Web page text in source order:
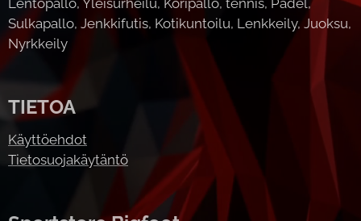
Lentopallo, Yleisurheilu, Koripallo, tennis, Padel,
Sulkapallo, Jenkkifutis, Kotikuntoilu, Lenkkeily, Juoksu,
Nyrkkeily
TIETOA
Käyttöehdot
Tietosuojakäytäntö